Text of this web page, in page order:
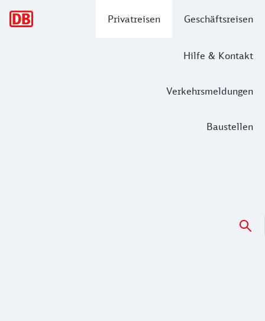
Privatreisen Geschäftsreisen
Hilfe & Kontakt
Verkehrsmeldungen
Baustellen